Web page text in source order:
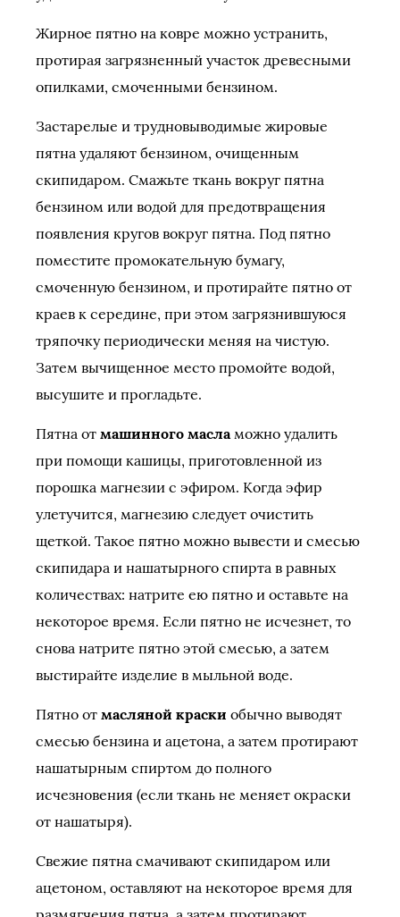
Жирное пятно на ковре можно устранить,
протирая загрязненный участок древесными
опилками, смоченными бензином.
Застарелые и трудновыводимые жировые
пятна удаляют бензином, очищенным
скипидаром. Смажьте ткань вокруг пятна
бензином или водой для предотвращения
появления кругов вокруг пятна. Под пятно
поместите про­мокательную бумагу,
смоченную бензином, и протирайте пятно от
краев к середине, при этом загрязнившуюся
тряпочку периодически меняя на чистую.
Затем вычищенное место промойте водой,
высушите и прогладьте.
Пятна от машинного масламожно удалить
при помощи кашицы, приготовленной из
порошка магнезии с эфиром. Когда эфир
улетучится, магнезию следует очистить
щеткой. Такое пятно можно вывести и смесью
скипидара и нашатырного спирта в равных
количествах: натрите ею пятно и оставьте на
некоторое время. Если пятно не исчезнет, то
снова натрите пятно этой смесью, а затем
выстирайте изделие в мыльной воде.
Пятно от масляной краски обычно выводят
смесью бензина и ацетона, а затем протирают
нашатырным спиртом до полного
исчезновения (если ткань не меняет окраски
от нашатыря).
Свежие пятна смачивают скипидаром или
ацетоном, оставляют на некоторое время для